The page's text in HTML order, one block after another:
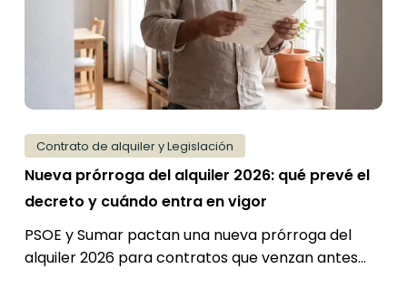
decreto
cuándo
entra
en
vigor
Contrato de alquiler y Legislación
Nueva prórroga del alquiler 2026: qué prevé el
decreto y cuándo entra en vigor
PSOE y Sumar pactan una nueva prórroga del
alquiler 2026 para contratos que venzan antes…